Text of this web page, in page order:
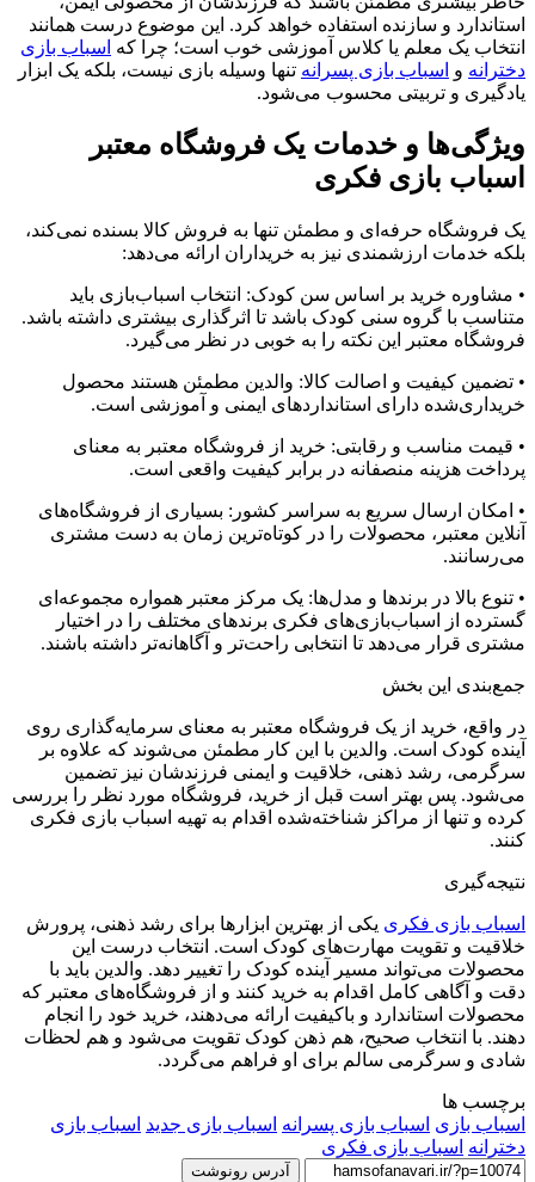
استاندارد و سازنده استفاده خواهد کرد. این موضوع درست همانند
انتخاب یک معلم یا کلاس آموزشی خوب است؛ چرا که اسباب‌ بازی
دخترانه و اسباب بازی پسرانه تنها وسیله بازی نیست، بلکه یک ابزار
یادگیری و تربیتی محسوب می‌شود.
ویژگی‌ها و خدمات یک فروشگاه معتبر
اسباب بازی فکری
یک فروشگاه حرفه‌ای و مطمئن تنها به فروش کالا بسنده نمی‌کند،
بلکه خدمات ارزشمندی نیز به خریداران ارائه می‌دهد:
• مشاوره خرید بر اساس سن کودک: انتخاب اسباب‌بازی باید
متناسب با گروه سنی کودک باشد تا اثرگذاری بیشتری داشته باشد.
فروشگاه معتبر این نکته را به خوبی در نظر می‌گیرد.
• تضمین کیفیت و اصالت کالا: والدین مطمئن هستند محصول
خریداری‌شده دارای استانداردهای ایمنی و آموزشی است.
• قیمت مناسب و رقابتی: خرید از فروشگاه معتبر به معنای
پرداخت هزینه منصفانه در برابر کیفیت واقعی است.
• امکان ارسال سریع به سراسر کشور: بسیاری از فروشگاه‌های
آنلاین معتبر، محصولات را در کوتاه‌ترین زمان به دست مشتری
می‌رسانند.
• تنوع بالا در برندها و مدل‌ها: یک مرکز معتبر همواره مجموعه‌ای
گسترده از اسباب‌بازی‌های فکری برندهای مختلف را در اختیار
مشتری قرار می‌دهد تا انتخابی راحت‌تر و آگاهانه‌تر داشته باشند.
جمع‌بندی این بخش
در واقع، خرید از یک فروشگاه معتبر به معنای سرمایه‌گذاری روی
آینده کودک است. والدین با این کار مطمئن می‌شوند که علاوه بر
سرگرمی، رشد ذهنی، خلاقیت و ایمنی فرزندشان نیز تضمین
می‌شود. پس بهتر است قبل از خرید، فروشگاه مورد نظر را بررسی
کرده و تنها از مراکز شناخته‌شده اقدام به تهیه اسباب بازی فکری
کنند.
نتیجه‌گیری
اسباب بازی فکری یکی از بهترین ابزارها برای رشد ذهنی، پرورش
خلاقیت و تقویت مهارت‌های کودک است. انتخاب درست این
محصولات می‌تواند مسیر آینده کودک را تغییر دهد. والدین باید با
دقت و آگاهی کامل اقدام به خرید کنند و از فروشگاه‌های معتبر که
محصولات استاندارد و باکیفیت ارائه می‌دهند، خرید خود را انجام
دهند. با انتخاب صحیح، هم ذهن کودک تقویت می‌شود و هم لحظات
شادی و سرگرمی سالم برای او فراهم می‌گردد.
برچسب ها
اسباب بازی اسباب بازی پسرانه اسباب بازی جدید اسباب بازی
دخترانه اسباب بازی فکری
آدرس رونوشت